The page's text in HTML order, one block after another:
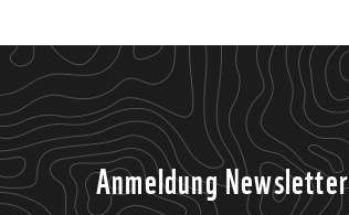
Anmeldung Newsletter